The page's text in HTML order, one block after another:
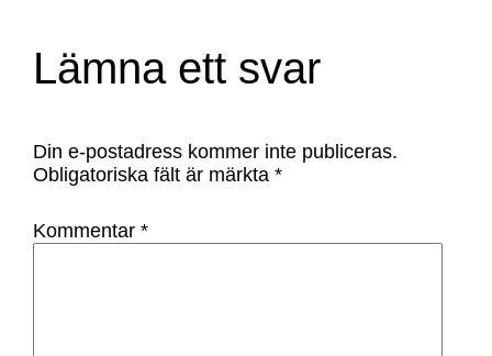
Lämna ett svar
Din e-postadress kommer inte publiceras.
Obligatoriska fält är märkta *
Kommentar *